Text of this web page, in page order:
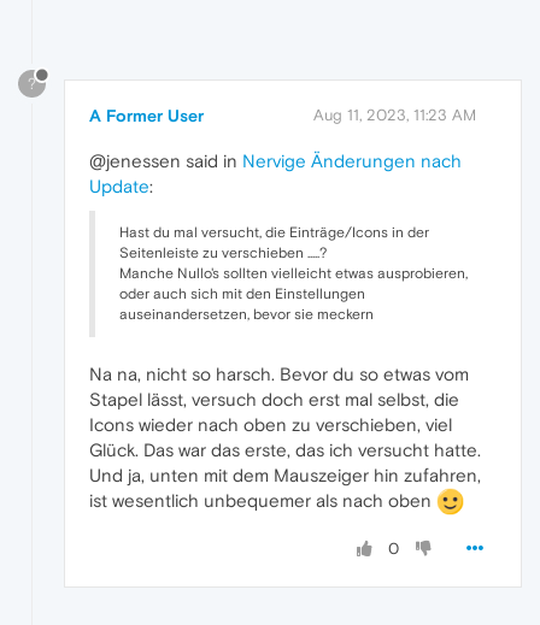
?
A Former User Aug 11, 2023, 11:23 AM
@jenessen said in Nervige Änderungen nach
Update:
Hast du mal versucht, die Einträge/Icons in der
Seitenleiste zu verschieben .....?
Manche Nullo's sollten vielleicht etwas ausprobieren,
oder auch sich mit den Einstellungen
auseinandersetzen, bevor sie meckern
Na na, nicht so harsch. Bevor du so etwas vom
Stapel lässt, versuch doch erst mal selbst, die
Icons wieder nach oben zu verschieben, viel
Glück. Das war das erste, das ich versucht hatte.
Und ja, unten mit dem Mauszeiger hin zufahren,
ist wesentlich unbequemer als nach oben
0